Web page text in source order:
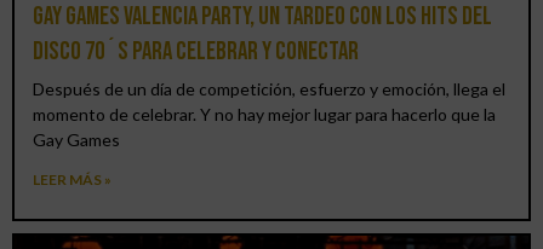
Gay Games Valencia Party, un tardeo con los hits del
DISCO 70´S para celebrar y conectar
Después de un día de competición, esfuerzo y emoción, llega el
momento de celebrar. Y no hay mejor lugar para hacerlo que la
Gay Games
LEER MÁS »